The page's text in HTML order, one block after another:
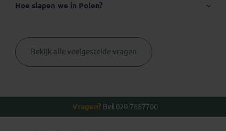
Thuisvaccinatie.nl
Hoe slapen we in Polen?
Bekijk alle veelgestelde vragen
Vragen? Bel 020-7887700